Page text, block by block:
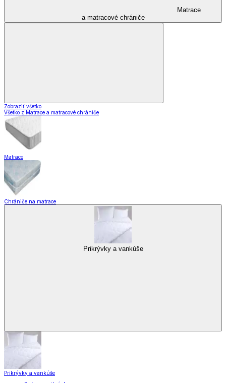
Matrace
a matracové chrániče
Zobraziť všetko
Všetko z Matrace a matracové chrániče
Matrace
Chrániče na matrace
Prikrývky a vankúše
Prikrývky a vankúše